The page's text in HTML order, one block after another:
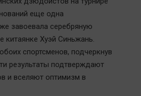
еще одна
завоевала серебряную
китаянке Хуэй Синьжань.
спортсменов, подчеркнув
результаты подтверждают
и вселяют оптимизм в